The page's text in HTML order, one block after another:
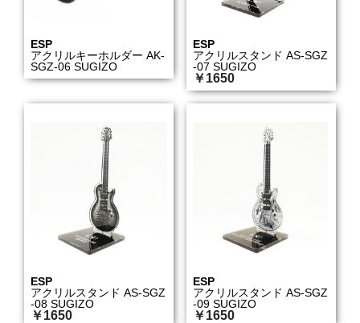
ESP
アクリルキーホルダー AK-
SGZ-06 SUGIZO
ESP
アクリルスタンド AS-SGZ
-07 SUGIZO
￥1650
ESP
アクリルスタンド AS-SGZ
-08 SUGIZO
￥1650
ESP
アクリルスタンド AS-SGZ
-09 SUGIZO
￥1650